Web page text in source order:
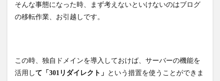
そんな事態になった時、まず考えないといけないのはブログ
の移転作業、お引越しです。
この時、独自ドメインを導入しておけば、サーバーの機能を
活用して「301リダイレクト」 という措置を使うことができま